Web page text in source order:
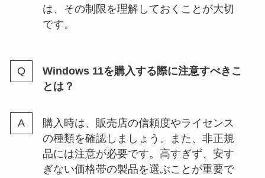
は、その制限を理解しておくことが大切
です。
Windows 11を購入する際に注意すべきこ
とは？
購入時は、販売店の信頼度やライセンス
の種類を確認しましょう。また、非正規
品には注意が必要です。高すぎず、安す
ぎない価格帯の製品を選ぶことが重要で